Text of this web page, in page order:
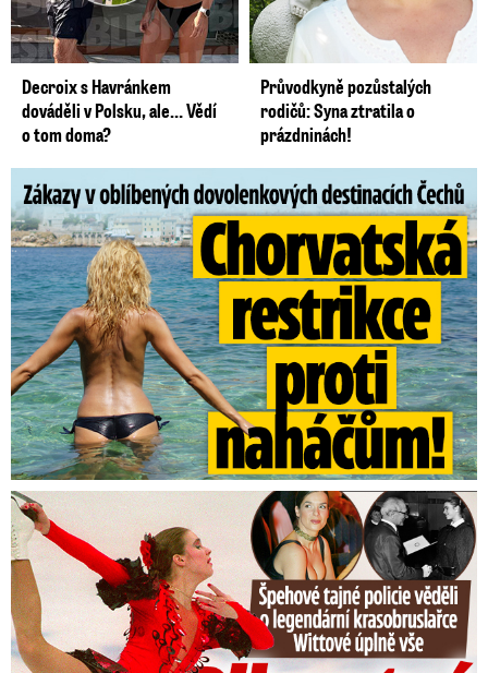
Decroix s Havránkem
dováděli v Polsku, ale… Vědí
o tom doma?
Průvodkyně pozůstalých
rodičů: Syna ztratila o
prázdninách!
Zákazy v dovolenkových rájích: Restrikce proti naháčům!
Tajná policie špehovala krasobruslařku Wittovou: Pikantní ...